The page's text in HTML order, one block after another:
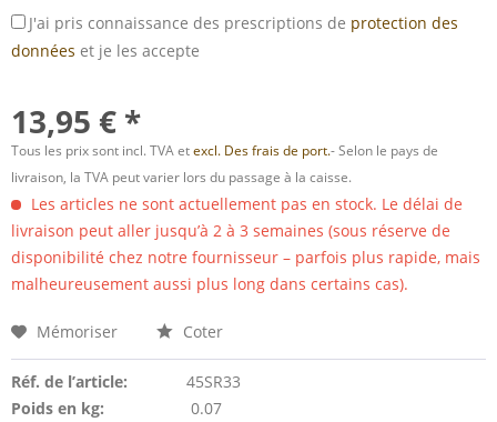
J'ai pris connaissance des prescriptions de protection des
données et je les accepte
13,95 € *
Tous les prix sont incl. TVA etexcl. Des frais de port.- Selon le pays de
livraison, la TVA peut varier lors du passage à la caisse.
Les articles ne sont actuellement pas en stock. Le délai de
livraison peut aller jusqu’à 2 à 3 semaines (sous réserve de
disponibilité chez notre fournisseur – parfois plus rapide, mais
malheureusement aussi plus long dans certains cas).
Mémoriser Coter
Réf. de l’article:
45SR33
Poids en kg:
0.07